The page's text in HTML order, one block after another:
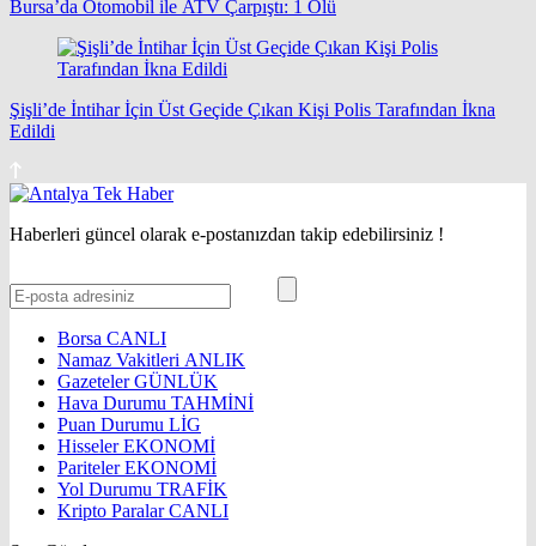
Bursa’da Otomobil ile ATV Çarpıştı: 1 Ölü
Şişli’de İntihar İçin Üst Geçide Çıkan Kişi Polis Tarafından İkna
Edildi
Haberleri güncel olarak e-postanızdan takip edebilirsiniz !
Borsa CANLI
Namaz Vakitleri ANLIK
GazetelerGÜNLÜK
Hava Durumu TAHMİNİ
Puan Durumu LİG
HisselerEKONOMİ
ParitelerEKONOMİ
Yol Durumu TRAFİK
Kripto ParalarCANLI